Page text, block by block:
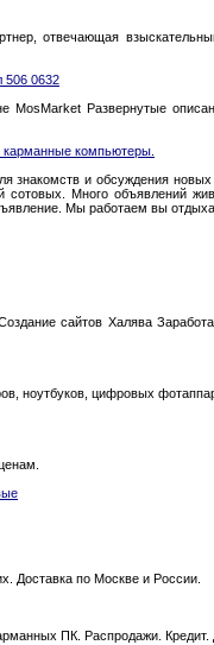
отвечающая
506 0632
MosMarket Развернутые
карманные компьютеры.
знакомств и обсуждения
Много объявлений
Мы работаем вы
сайтов Халява
ноутбуков, цифровых
Доставка по Москве и России.
ПК. Распродажи. Кредит.